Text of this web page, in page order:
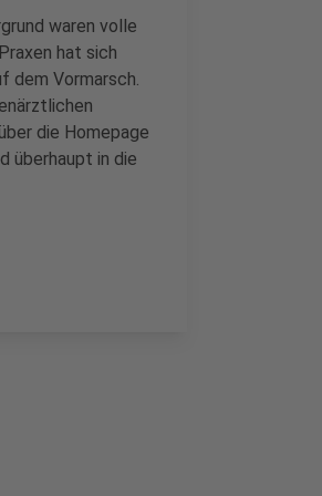
waren volle
hat sich
dem Vormarsch.
die Homepage
überhaupt in die